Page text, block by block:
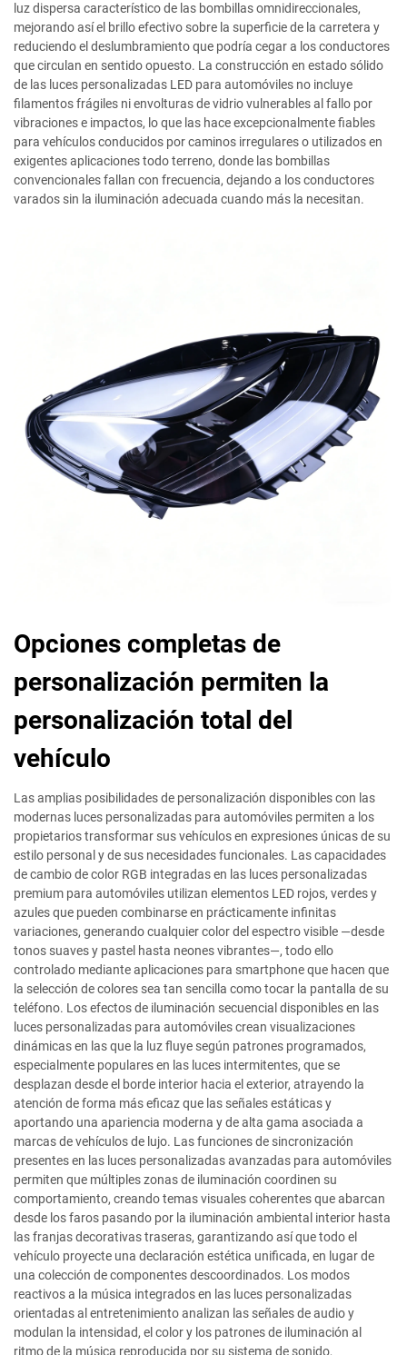
luz dispersa característico de las bombillas omnidireccionales,
mejorando así el brillo efectivo sobre la superficie de la carretera y
reduciendo el deslumbramiento que podría cegar a los conductores
que circulan en sentido opuesto. La construcción en estado sólido
de las luces personalizadas LED para automóviles no incluye
filamentos frágiles ni envolturas de vidrio vulnerables al fallo por
vibraciones e impactos, lo que las hace excepcionalmente fiables
para vehículos conducidos por caminos irregulares o utilizados en
exigentes aplicaciones todo terreno, donde las bombillas
convencionales fallan con frecuencia, dejando a los conductores
varados sin la iluminación adecuada cuando más la necesitan.
Opciones completas de
personalización permiten la
personalización total del
vehículo
Las amplias posibilidades de personalización disponibles con las
modernas luces personalizadas para automóviles permiten a los
propietarios transformar sus vehículos en expresiones únicas de su
estilo personal y de sus necesidades funcionales. Las capacidades
de cambio de color RGB integradas en las luces personalizadas
premium para automóviles utilizan elementos LED rojos, verdes y
azules que pueden combinarse en prácticamente infinitas
variaciones, generando cualquier color del espectro visible —desde
tonos suaves y pastel hasta neones vibrantes—, todo ello
controlado mediante aplicaciones para smartphone que hacen que
la selección de colores sea tan sencilla como tocar la pantalla de su
teléfono. Los efectos de iluminación secuencial disponibles en las
luces personalizadas para automóviles crean visualizaciones
dinámicas en las que la luz fluye según patrones programados,
especialmente populares en las luces intermitentes, que se
desplazan desde el borde interior hacia el exterior, atrayendo la
atención de forma más eficaz que las señales estáticas y
aportando una apariencia moderna y de alta gama asociada a
marcas de vehículos de lujo. Las funciones de sincronización
presentes en las luces personalizadas avanzadas para automóviles
permiten que múltiples zonas de iluminación coordinen su
comportamiento, creando temas visuales coherentes que abarcan
desde los faros pasando por la iluminación ambiental interior hasta
las franjas decorativas traseras, garantizando así que todo el
vehículo proyecte una declaración estética unificada, en lugar de
una colección de componentes descoordinados. Los modos
reactivos a la música integrados en las luces personalizadas
orientadas al entretenimiento analizan las señales de audio y
modulan la intensidad, el color y los patrones de iluminación al
ritmo de la música reproducida por su sistema de sonido,